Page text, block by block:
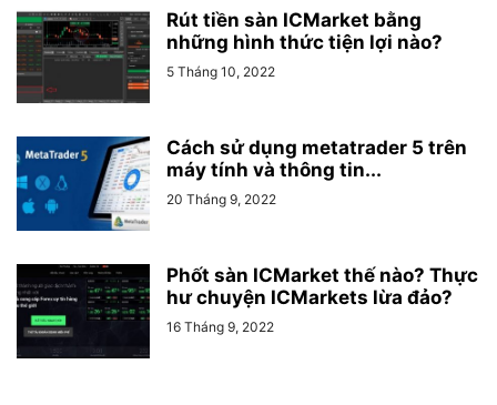
Rút tiền sàn ICMarket bằng
những hình thức tiện lợi nào?
5 Tháng 10, 2022
Cách sử dụng metatrader 5 trên
máy tính và thông tin...
20 Tháng 9, 2022
Phốt sàn ICMarket thế nào? Thực
hư chuyện ICMarkets lừa đảo?
16 Tháng 9, 2022